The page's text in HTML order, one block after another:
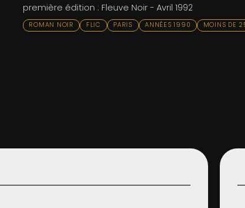
première édition : Fleuve Noir - Avril 1992
ROMAN NOIR FLIC PARIS ANNÉES 1990 MOINS DE